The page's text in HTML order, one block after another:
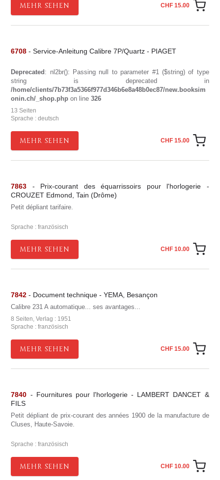
MEHR SEHEN CHF 15.00
6708 - Service-Anleitung Calibre 7P/Quartz - PIAGET
Deprecated : nl2br(): Passing null to parameter #1 ($string) of type
string is deprecated in
/home/clients/7b73f3a5366f977d346b6e8a48b0ec87/new.booksim
onin.ch/_shop.php on line326
13 Seiten
Sprache : deutsch
MEHR SEHEN CHF 15.00
7863 - Prix-courant des équarrissoirs pour l'horlogerie -
CROUZET Edmond, Tain (Drôme)
Petit dépliant tarifaire.
Sprache : französisch
MEHR SEHEN CHF 10.00
7842 - Document technique - YEMA, Besançon
Calibre 231 A automatique... ses avantages...
8 Seiten, Verlag : 1951
Sprache : französisch
MEHR SEHEN CHF 15.00
7840 - Fournitures pour l'horlogerie - LAMBERT DANCET &
FILS
Petit dépliant de prix-courant des années 1900 de la manufacture de
Cluses, Haute-Savoie.
Sprache : französisch
MEHR SEHEN CHF 10.00